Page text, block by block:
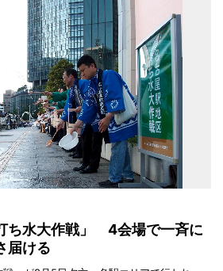
ち水大作戦」 4会場で一斉に
届ける